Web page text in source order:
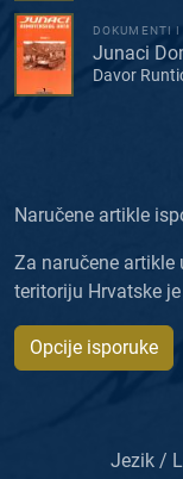
DOKUMENTI
Junaci
Davor
Naručene artikle
Za naručene artikle
teritoriju Hrvatske
Opcije isporuke
Jezik /